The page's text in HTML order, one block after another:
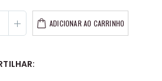
ADICIONAR AO CARRINHO
Comprar
+ detalhes